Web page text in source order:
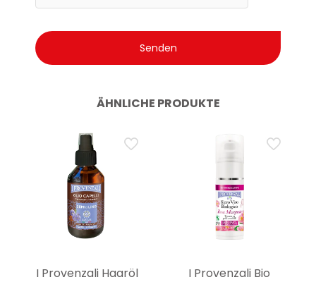
ÄHNLICHE PRODUKTE
I Provenzali Haaröl I Provenzali Bio